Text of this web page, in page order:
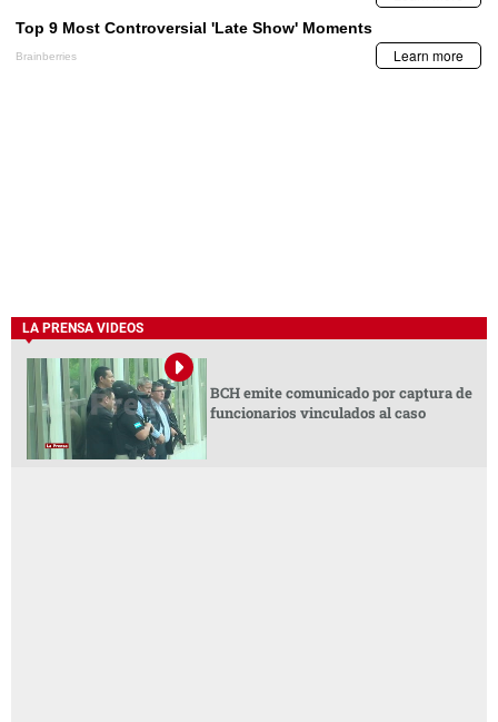
LA PRENSA VIDEOS
BCH emite comunicado por captura de
funcionarios vinculados al caso